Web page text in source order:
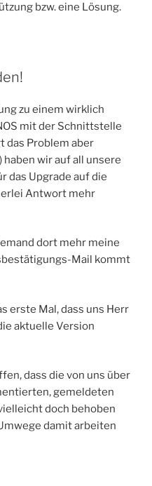
bzw. eine Lösung.
zu einem wirklich
mit der Schnittstelle
das Problem aber
haben wir auf all unsere
das Upgrade auf die
Antwort mehr
dort mehr meine
Mail kommt
erste Mal, dass uns Herr
aktuelle Version
dass die von uns über
gemeldeten
doch behoben
damit arbeiten